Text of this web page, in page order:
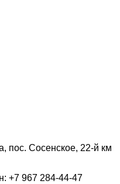
пос. Сосенское, 22-й км
+7 967 284-44-47